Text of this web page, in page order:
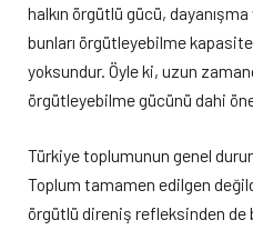
halkın örgütlü gücü,
bunları örgütleyebilme
yoksundur. Öyle ki, uzun
örgütleyebilme gücünü dahi
Türkiye toplumunun genel
Toplum tamamen edilgen
örgütlü direniş refleksinden de